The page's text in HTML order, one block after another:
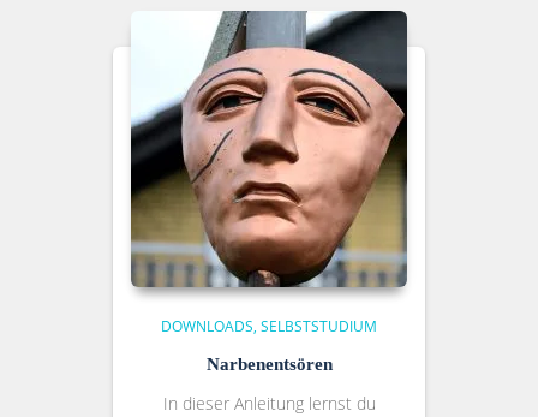
DOWNLOADS SELBSTSTUDIUM
Narbenentsören
In dieser Anleitung lernst du